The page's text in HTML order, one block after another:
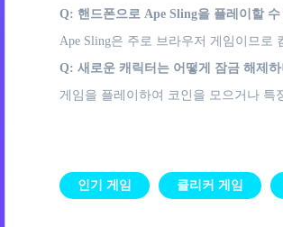
Q: 핸드폰으로 Ape Sling을 플레이할 수
Ape Sling은 주로 브라우저 게임이므로
Q: 새로운 캐릭터는 어떻게 잠금 해제하
게임을 플레이하여 코인을 모으거나
인기 게임 클리커 게임